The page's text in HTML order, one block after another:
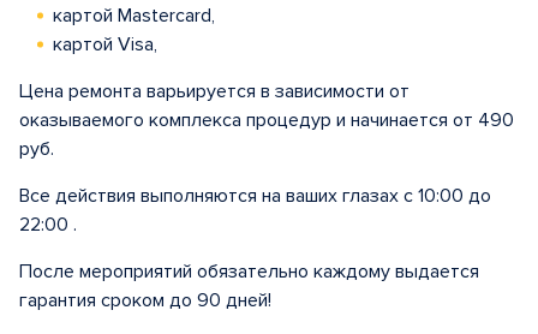
картой Mastercard,
картой Visa,
Цена ремонта варьируется в зависимости от
оказываемого комплекса процедур и начинается от 490
руб.
Все действия выполняются на ваших глазах с 10:00 до
22:00 .
После мероприятий обязательно каждому выдается
гарантия сроком до 90 дней!